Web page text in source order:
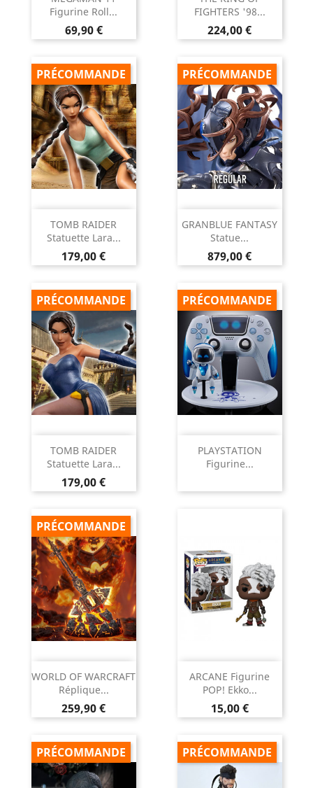
Figurine Roll...
Prix
69,90 €
FIGHTERS '98...
Prix
224,00 €
TOMB RAIDER
Statuette Lara...
Prix
179,00 €
PRÉCOMMANDE
GRANBLUE FANTASY
Statue...
Prix
879,00 €
PRÉCOMMANDE
TOMB RAIDER
Statuette Lara...
Prix
179,00 €
PRÉCOMMANDE
PLAYSTATION
Figurine...
PRÉCOMMANDE
WORLD OF WARCRAFT
Réplique...
Prix
259,90 €
PRÉCOMMANDE
ARCANE Figurine
POP! Ekko...
Prix
15,00 €
PRÉCOMMANDE PRÉCOMMANDE